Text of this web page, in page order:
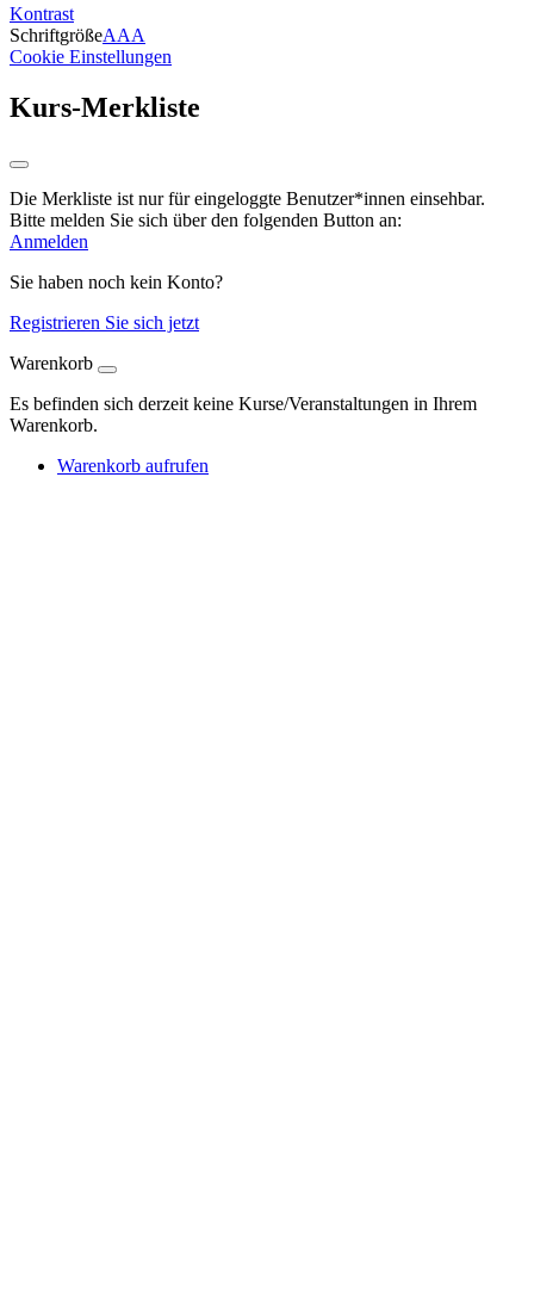
Kontrast
SchriftgrößeAAA
Cookie Einstellungen
Kurs-Merkliste
Die Merkliste ist nur für eingeloggte Benutzer*innen einsehbar.
Bitte melden Sie sich über den folgenden Button an:
Anmelden
Sie haben noch kein Konto?
Registrieren Sie sich jetzt
Warenkorb
Es befinden sich derzeit keine Kurse/Veranstaltungen in Ihrem
Warenkorb.
Warenkorb aufrufen